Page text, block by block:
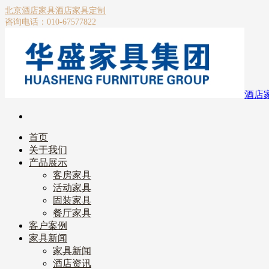
北京酒店家具酒店家具定制
咨询电话：010-67577822
酒店
首页
关于我们
产品展示
客房家具
活动家具
固装家具
餐厅家具
客户案例
家具新闻
家具新闻
酒店资讯